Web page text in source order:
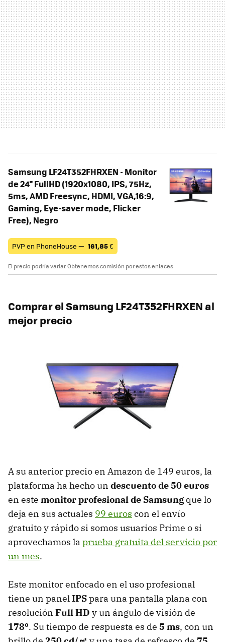
Samsung LF24T352FHRXEN - Monitor
de 24'' FullHD (1920x1080, IPS, 75Hz,
5ms, AMD Freesync, HDMI, VGA,16:9,
Gaming, Eye-saver mode, Flicker
Free), Negro
PVP en PhoneHouse — 161,85€
El precio podría variar. Obtenemos comisión por estos enlaces
Comprar el SamsungLF24T352FHRXEN al
mejor precio
A su anterior precio en Amazon de 149 euros, la
plataforma ha hecho un descuento de 50 euros
en este monitor profesional de Samsungque lo
deja en sus actuales 99 euros con el envío
gratuito y rápido si somos usuarios Prime o si
aprovechamos la prueba gratuita del servicio por
un mes.
Este monitor enfocado en el uso profesional
tiene un panelIPSpara una pantalla plana con
resolución Full HD y un ángulo de visión de
178º. Su tiempo de respuesta es de 5 ms, con un